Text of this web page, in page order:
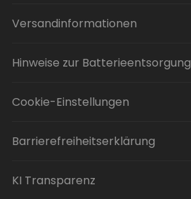
Versandinformationen
Hinweise zur Batterieentsorgung
Cookie-Einstellungen
Barrierefreiheitserklärung
KI Transparenz